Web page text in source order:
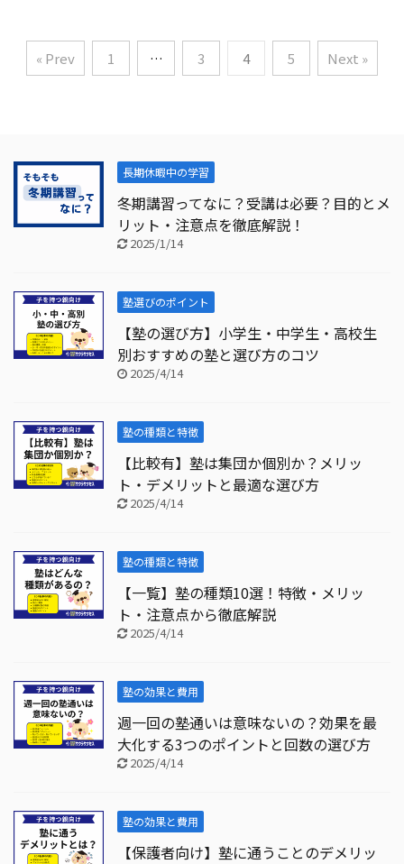
« Prev 1 … 3 4 5 Next »
長期休暇中の学習
冬期講習ってなに？受講は必要？目的とメ
リット・注意点を徹底解説！
2025/1/14
塾選びのポイント
【塾の選び方】小学生・中学生・高校生
別おすすめの塾と選び方のコツ
2025/4/14
塾の種類と特徴
【比較有】塾は集団か個別か？メリッ
ト・デメリットと最適な選び方
2025/4/14
塾の種類と特徴
【一覧】塾の種類10選！特徴・メリッ
ト・注意点から徹底解説
2025/4/14
塾の効果と費用
週一回の塾通いは意味ないの？効果を最
大化する3つのポイントと回数の選び方
2025/4/14
塾の効果と費用
【保護者向け】塾に通うことのデメリッ